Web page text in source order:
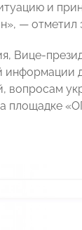
и
— отметил
Вице-
информации
вопросам
площадке